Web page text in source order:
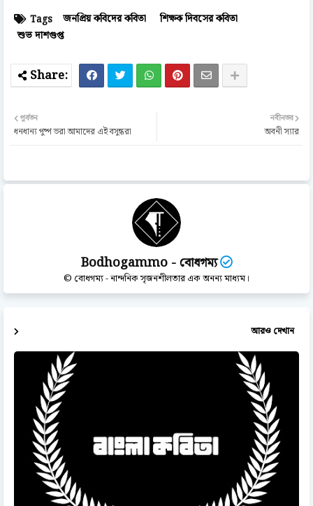
Tags জনপ্রিয় কবিদের কবিতা
শিক্ষক দিবসের কবিতা
শুভ দাশগুপ্ত
নবীনতর
অবনী স্যার
পূর্বতন
ধনধান্য পুষ্প ভরা আমাদের এই বসুন্ধরা
Bodhogammo - বোধগম্য
© বোধগম্য - নান্দনিক সৃজনশীলতার এক অনন্য মাধ্যম।
আরও দেখান